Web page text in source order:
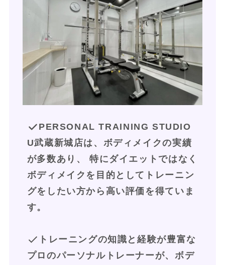
PERSONAL TRAINING STUDIO
U武蔵新城店は、ボディメイクの実績
が多数あり、 特にダイエットではなく
ボディメイクを目的としてトレーニン
グをしたい方から高い評価を得ていま
す。
トレーニングの知識と経験が豊富な
プロのパーソナルトレーナーが、ボデ